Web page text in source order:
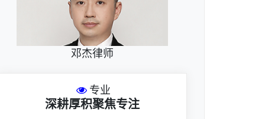
邓杰律师
专业
深耕厚积聚焦专注